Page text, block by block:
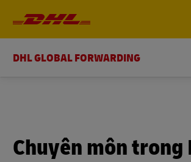
DHL GLOBAL FORWARDING
Chuyên môn trong